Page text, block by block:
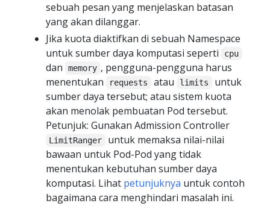
sebuah pesan yang menjelaskan batasan
yang akan dilanggar.
Jika kuota diaktifkan di sebuah Namespace
untuk sumber daya komputasi seperti
cpu
dan memory , pengguna-pengguna harus
menentukan
requests atau limits
untuk
sumber daya tersebut; atau sistem kuota
akan menolak pembuatan Pod tersebut.
Petunjuk: Gunakan Admission Controller
LimitRanger
untuk memaksa nilai-nilai
bawaan untuk Pod-Pod yang tidak
menentukan kebutuhan sumber daya
komputasi. Lihat petunjuknya untuk contoh
bagaimana cara menghindari masalah ini.